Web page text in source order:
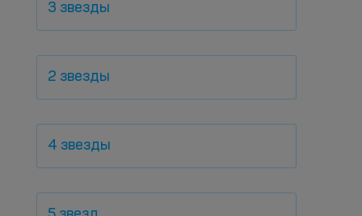
3 звезды
2 звезды
4 звезды